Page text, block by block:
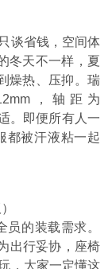
谈省钱，空间体
冬天不一样，夏
燥热、压抑。瑞
，轴距为
。即便所有人一
都被汗液粘一起
的装载需求。
出行妥协，座椅
，大家一定懂这